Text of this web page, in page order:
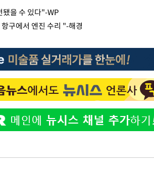
됐을 수 있다"-WP
구에서 엔진 수리 "-해경